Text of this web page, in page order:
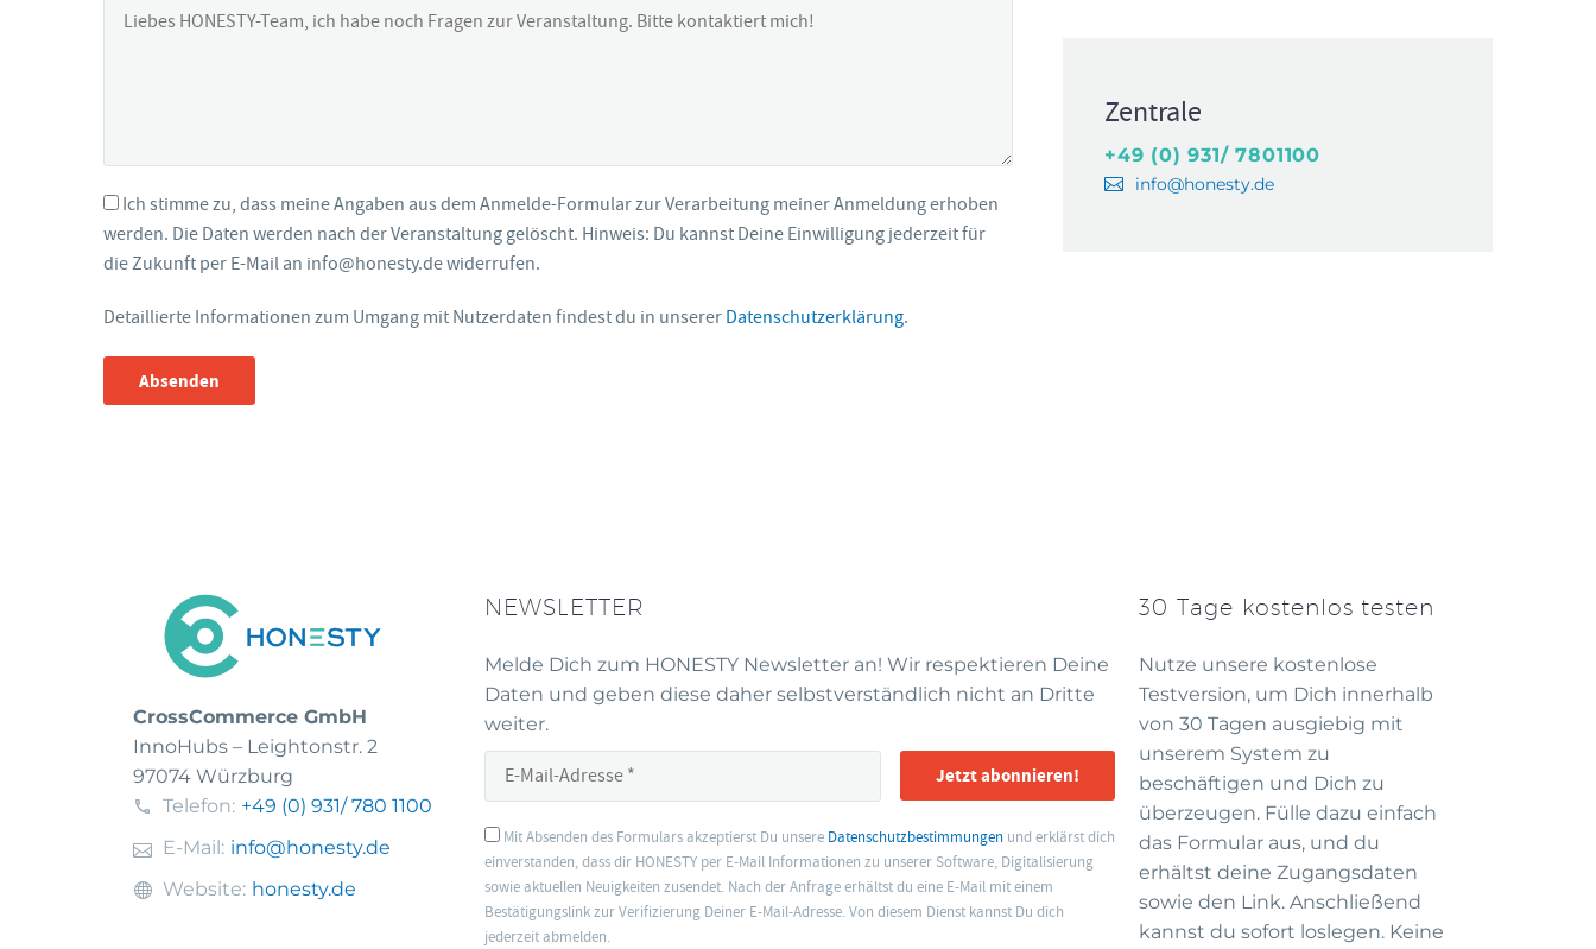
Ich stimme zu, dass meine Angaben aus dem Anmelde-Formular zur Verarbeitung meiner Anmeldung erhoben
werden. Die Daten werden nach der Veranstaltung gelöscht. Hinweis: Du kannst Deine Einwilligung jederzeit für
die Zukunft per E-Mail an info@honesty.de widerrufen.
Detaillierte Informationen zum Umgang mit Nutzerdaten findest du in unserer Datenschutzerklärung.
Absenden
Zentrale
+49 (0) 931/ 7801100
info@honesty.de
CrossCommerce GmbH
InnoHubs – Leightonstr. 2
97074 Würzburg
Telefon: +49 (0) 931/ 780 1100
E-Mail: info@honesty.de
Website: honesty.de
NEWSLETTER
Melde Dich zum HONESTY Newsletter an! Wir respektieren Deine
Daten und geben diese daher selbstverständlich nicht an Dritte
weiter.
Jetzt abonnieren!
Mit Absenden des Formulars akzeptierst Du unsere Datenschutzbestimmungen und erklärst dich
einverstanden, dass dir HONESTY per E-Mail Informationen zu unserer Software, Digitalisierung
sowie aktuellen Neuigkeiten zusendet. Nach der Anfrage erhältst du eine E-Mail mit einem
Bestätigungslink zur Verifizierung Deiner E-Mail-Adresse. Von diesem Dienst kannst Du dich
jederzeit abmelden.
30 Tage kostenlos testen
Nutze unsere kostenlose
Testversion, um Dich innerhalb
von 30 Tagen ausgiebig mit
unserem System zu
beschäftigen und Dich zu
überzeugen. Fülle dazu einfach
das Formular aus, und du
erhältst deine Zugangsdaten
sowie den Link. Anschließend
kannst du sofort loslegen. Keine